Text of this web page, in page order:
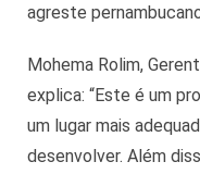
agreste
Mohema Rolim,
explica: “Este é um
um lugar mais
desenvolver. Além